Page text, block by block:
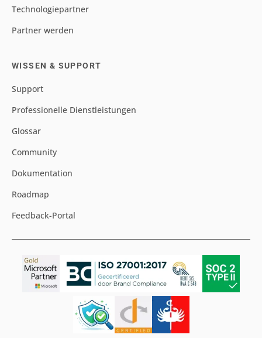
Technologiepartner
Partner werden
WISSEN & SUPPORT
Support
Professionelle Dienstleistungen
Glossar
Community
Dokumentation
Roadmap
Feedback-Portal